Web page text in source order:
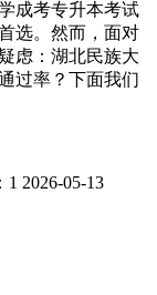
成考专升本考试
选。然而，面对
虑：湖北民族大
过率？下面我们
1 2026-05-13